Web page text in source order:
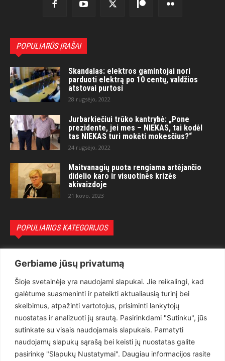
Gerbiame jūsų privatumą
Šioje svetainėje yra naudojami slapukai. Jie reikalingi, kad
galėtume suasmeninti ir pateikti aktualiausią turinį bei
skelbimus, atpažinti vartotojus, prisiminti lankytojų
nuostatas ir analizuoti jų srautą. Pasirinkdami "Sutinku", jūs
sutinkate su visais naudojamais slapukais. Pamatyti
naudojamų slapukų sąrašą bei keisti jų nuostatas galite
pasirinkę "Slapukų Nustatymai". Daugiau informacijos rasite
POPULIARŪS ĮRAŠAI
Skandalas: elektros gamintojai nori
parduoti elektrą po 10 centų, valdžios
atstovai purtosi
28 rugsėjo, 2022
Jurbarkiečiui trūko kantrybė: „Pone
prezidente, jei mes – NIEKAS, tai kodėl
tas NIEKAS turi mokėti mokesčius?“
24 rugsėjo, 2022
Maitvanagių puota rengiama artėjančio
didelio karo ir visuotinės krizės
akivaizdoje
21 kovo, 2023
POPULIARIOS KATEGORIJOS
Teisėsauga
1497
Aktualu
Lietuva
619
Pasaulis
Статьи на русском